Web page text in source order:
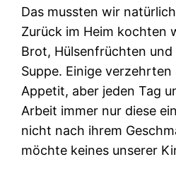
Das mussten wir
Zurück im Heim kochten
Brot, Hülsenfrüchten und
Suppe. Einige
Appetit, aber jeden Tag
Arbeit immer nur diese
nicht nach ihrem
möchte keines unserer